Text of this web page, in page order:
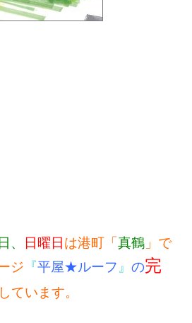
、 日曜日 は港町「 真鶴 」で
ジ 『平屋★ルーフ 』 の完
ています。